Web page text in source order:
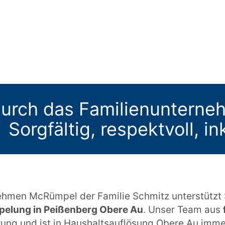
das
Sorgfältig, respektvoll,
McRümpel der Familie Schmitz
in Peißenberg Obere Au. Unser Team aus